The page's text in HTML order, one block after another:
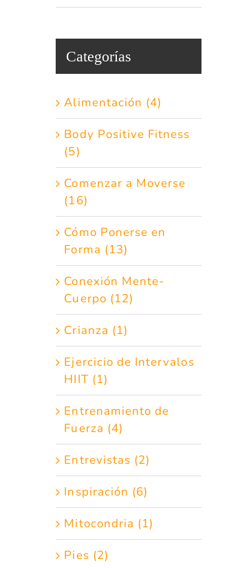
Categorías
Alimentación (4)
Body Positive Fitness
(5)
Comenzar a Moverse
(16)
Cómo Ponerse en
Forma (13)
Conexión Mente-
Cuerpo (12)
Crianza (1)
Ejercicio de Intervalos
HIIT (1)
Entrenamiento de
Fuerza (4)
Entrevistas (2)
Inspiración (6)
Mitocondria (1)
Pies (2)